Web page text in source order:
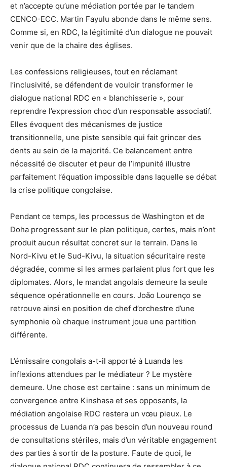
et n’accepte qu’une médiation portée par le tandem
CENCO-ECC. Martin Fayulu abonde dans le même sens.
Comme si, en RDC, la légitimité d’un dialogue ne pouvait
venir que de la chaire des églises.
Les confessions religieuses, tout en réclamant
l’inclusivité, se défendent de vouloir transformer le
dialogue national RDC en « blanchisserie », pour
reprendre l’expression choc d’un responsable associatif.
Elles évoquent des mécanismes de justice
transitionnelle, une piste sensible qui fait grincer des
dents au sein de la majorité. Ce balancement entre
nécessité de discuter et peur de l’impunité illustre
parfaitement l’équation impossible dans laquelle se débat
la crise politique congolaise.
Pendant ce temps, les processus de Washington et de
Doha progressent sur le plan politique, certes, mais n’ont
produit aucun résultat concret sur le terrain. Dans le
Nord-Kivu et le Sud-Kivu, la situation sécuritaire reste
dégradée, comme si les armes parlaient plus fort que les
diplomates. Alors, le mandat angolais demeure la seule
séquence opérationnelle en cours. João Lourenço se
retrouve ainsi en position de chef d’orchestre d’une
symphonie où chaque instrument joue une partition
différente.
L’émissaire congolais a-t-il apporté à Luanda les
inflexions attendues par le médiateur ? Le mystère
demeure. Une chose est certaine : sans un minimum de
convergence entre Kinshasa et ses opposants, la
médiation angolaise RDC restera un vœu pieux. Le
processus de Luanda n’a pas besoin d’un nouveau round
de consultations stériles, mais d’un véritable engagement
des parties à sortir de la posture. Faute de quoi, le